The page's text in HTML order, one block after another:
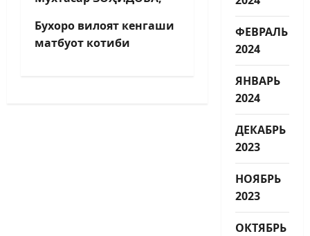
Бухоро вилоят кенгаши
матбуот котиби
ФЕВРАЛЬ
2024
ЯНВАРЬ
2024
ДЕКАБРЬ
2023
НОЯБРЬ
2023
ОКТЯБРЬ